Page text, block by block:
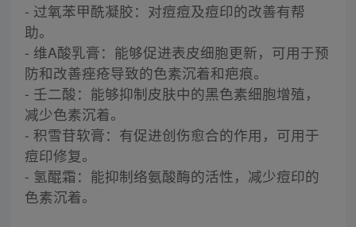
- 过氧苯甲酰凝胶：对痘痘及痘印的改善有帮
助。
- 维A酸乳膏：能够促进表皮细胞更新，可用于预
防和改善痤疮导致的色素沉着和疤痕。
- 壬二酸：能够抑制皮肤中的黑色素细胞增殖，
减少色素沉着。
- 积雪苷软膏：有促进创伤愈合的作用，可用于
痘印修复。
- 氢醌霜：能抑制络氨酸酶的活性，减少痘印的
色素沉着。